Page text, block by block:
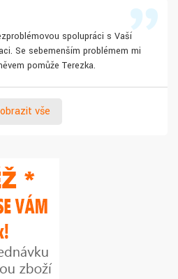
spolupráci s Vaší
Se sebemenším problémem mi
pomůže Terezka.
vše